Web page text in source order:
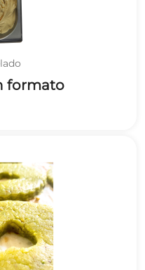
formato